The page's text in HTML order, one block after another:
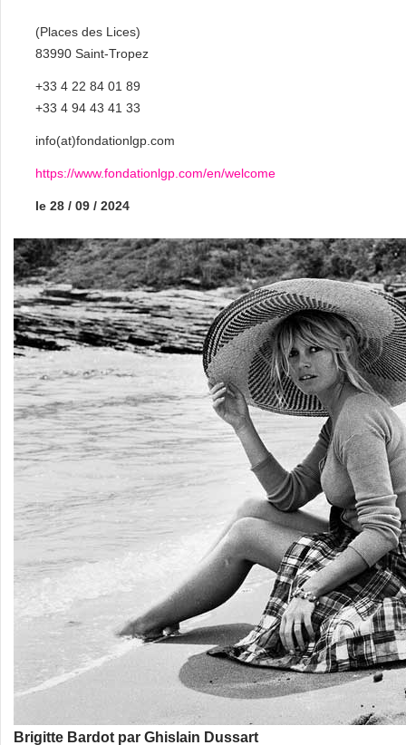
(Places des Lices)
83990 Saint-Tropez
+33 4 22 84 01 89
+33 4 94 43 41 33
info(at)fondationlgp.com
https://www.fondationlgp.com/en/welcome
le 28 / 09 / 2024
Brigitte Bardot par Ghislain Dussart